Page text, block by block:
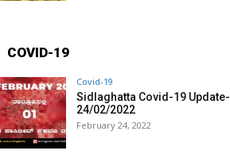
COVID-19
Covid-19
Sidlaghatta Covid-19 Update-
24/02/2022
February 24, 2022